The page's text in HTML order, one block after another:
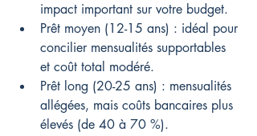
impact important sur votre budget.
Prêt moyen (12-15 ans) : idéal pour
concilier mensualités supportables
et coût total modéré.
Prêt long (20-25 ans) : mensualités
allégées, mais coûts bancaires plus
élevés (de 40 à 70 %).